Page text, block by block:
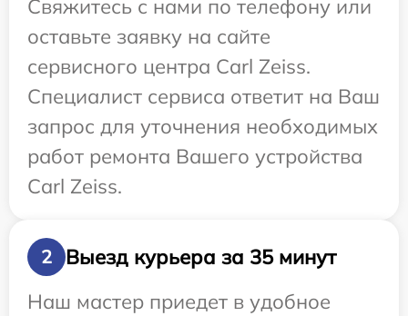
Свяжитесь с нами по телефону или
оставьте заявку на сайте
сервисного центра Carl Zeiss.
Специалист сервиса ответит на Ваш
запрос для уточнения необходимых
работ ремонта Вашего устройства
Carl Zeiss.
2
Выезд курьера за 35 минут
Наш мастер приедет в удобное